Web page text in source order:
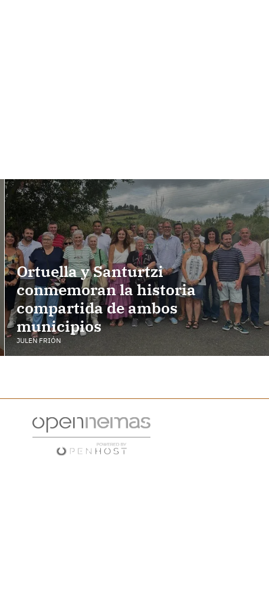
Ortuella y Santurtzi
conmemoran la historia
compartida de ambos
municipios
JULEN FRIÓN